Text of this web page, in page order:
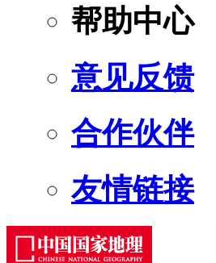
帮助中心
意见反馈
合作伙伴
友情链接